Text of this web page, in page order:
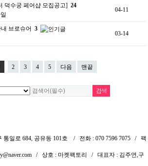
덕수궁 페어샵 모집공고] 24
04-11
브로슈어 3
03-14
2 3 4 5 다음 맨끝
통일로 684, 공유동 101호 / 전화 : 070 7596 7075 / 팩
/ 상호 : 마켓팩토리 / 대표자 : 김주연,구